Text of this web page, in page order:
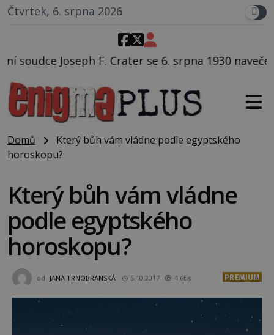
Čtvrtek, 6. srpna 2026
se 6. srpna 1930 navečeří ve své oblíbené
Domů
Který bůh vám vládne podle egyptského
horoskopu?
Který bůh vám vládne
podle egyptského
horoskopu?
od JANA TRNOBRANSKÁ 5.10.2017 4.6tis PREMIUM